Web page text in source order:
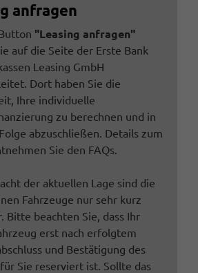
anfragen
"Leasing anfragen"
auf die Seite der Erste Bank
Leasing GmbH
Dort haben Sie die
Ihre individuelle
zu berechnen und in
abzuschließen. Details zum
Sie den FAQs.
der aktuellen Lage sind die
Fahrzeuge nur sehr kurz
Bitte beachten Sie, dass Ihr
erst nach erfolgtem
und Bestätigung des
Sie reserviert ist. Sollte das